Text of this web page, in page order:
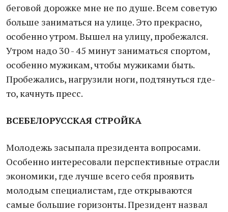
беговой дорожке мне не по душе. Всем советую
больше заниматься на улице. Это прекрасно,
особенно утром. Вышел на улицу, пробежался.
Утром надо 30 - 45 минут заниматься спортом,
особенно мужикам, чтобы мужиками быть.
Пробежались, нагрузили ноги, подтянуться где-
то, качнуть пресс.
ВСЕБЕЛОРУССКАЯ СТРОЙКА
Молодежь засыпала президента вопросами.
Особенно интересовали перспективные отрасли
экономики, где лучше всего себя проявить
молодым специалистам, где открываются
самые большие горизонты. Президент назвал